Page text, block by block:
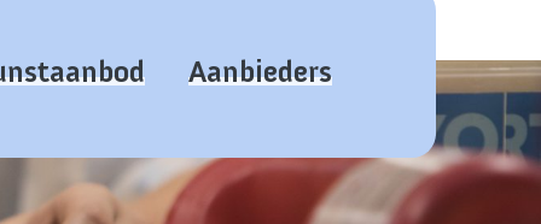
Aanbieders